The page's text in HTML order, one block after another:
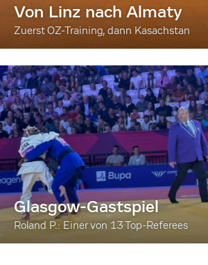
Von Linz nach Almaty
Zuerst OZ-Training, dann Kasachstan
Glasgow-Gastspiel
Roland P.: Einer von 13 Top-Referees